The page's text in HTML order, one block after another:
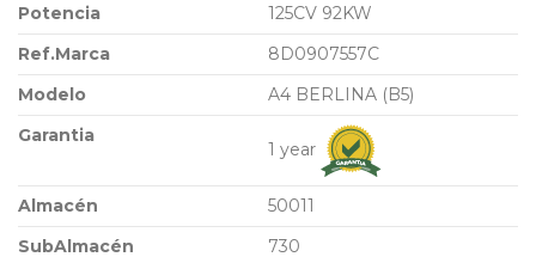
Potencia
125CV 92KW
Ref.Marca
8D0907557C
Modelo
A4 BERLINA (B5)
Garantia
1 year
Almacén
50011
SubAlmacén
730